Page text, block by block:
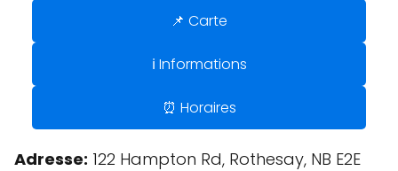
📌 Carte
ℹ️ Informations
⏰ Horaires
Adresse: 122 Hampton Rd, Rothesay, NB E2E